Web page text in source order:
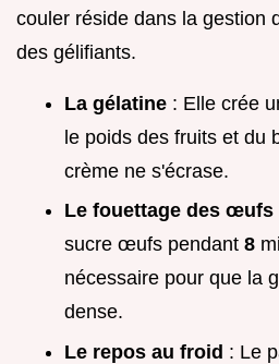
couler réside dans la gestion
des gélifiants.
La gélatine : Elle crée
le poids des fruits et du
crème ne s'écrase.
Le fouettage des œufs
sucre œufs pendant 8
nécessaire pour que la
dense.
Le repos au froid : Le